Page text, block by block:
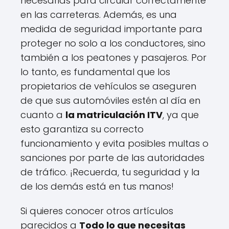
en las carreteras. Además, es una
medida de seguridad importante para
proteger no solo a los conductores, sino
también a los peatones y pasajeros. Por
lo tanto, es fundamental que los
propietarios de vehículos se aseguren
de que sus automóviles estén al día en
cuanto a la matriculación ITV, ya que
esto garantiza su correcto
funcionamiento y evita posibles multas o
sanciones por parte de las autoridades
de tráfico. ¡Recuerda, tu seguridad y la
de los demás está en tus manos!
Si quieres conocer otros artículos
parecidos a Todo lo que necesitas